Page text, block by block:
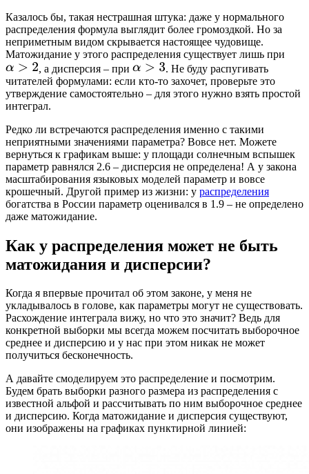
Казалось бы, такая нестрашная штука: даже у нормального
распределения формула выглядит более громоздкой. Но за
неприметным видом скрывается настоящее чудовище.
Матожидание у этого распределения существует лишь при
, а дисперсия – при
. Не буду распугивать
читателей формулами: если кто-то захочет, проверьте это
утверждение самостоятельно – для этого нужно взять простой
интеграл.
Редко ли встречаются распределения именно с такими
неприятными значениями параметра? Вовсе нет. Можете
вернуться к графикам выше: у площади солнечным вспышек
параметр равнялся 2.6 – дисперсия не определена! А у закона
масштабирования языковых моделей параметр и вовсе
крошечный. Другой пример из жизни: у распределения
богатства в России параметр оценивался в 1.9 – не определено
даже матожидание.
Как у распределения может не быть
матожидания и дисперсии?
Когда я впервые прочитал об этом законе, у меня не
укладывалось в голове, как параметры могут не существовать.
Расхождение интеграла вижу, но что это значит? Ведь для
конкретной выборки мы всегда можем посчитать выборочное
среднее и дисперсию и у нас при этом никак не может
получиться бесконечность.
А давайте смоделируем это распределение и посмотрим.
Будем брать выборки разного размера из распределения с
известной альфой и рассчитывать по ним выборочное среднее
и дисперсию. Когда матожидание и дисперсия существуют,
они изображены на графиках пунктирной линией: